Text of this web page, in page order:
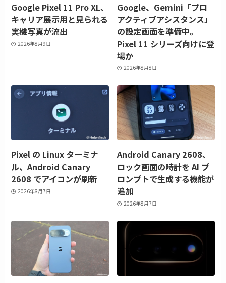
Google Pixel 11 Pro XL、
キャリア展示用と見られる
実機写真が流出
2026年8月9日
Google、Gemini「プロ
アクティブアシスタンス」
の設定画面を準備中。
Pixel 11 シリーズ向けに登
場か
2026年8月8日
Pixel の Linux ターミナ
ル、Android Canary
2608 でアイコンが刷新
2026年8月7日
Android Canary 2608、
ロック画面の時計を AI プ
ロンプトで生成する機能が
追加
2026年8月7日